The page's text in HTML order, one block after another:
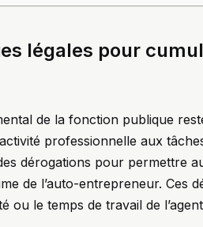
légales pour
de la fonction publique
professionnelle aux
dérogations pour permettre
de l’auto-entrepreneur. Ces
ou le temps de travail de